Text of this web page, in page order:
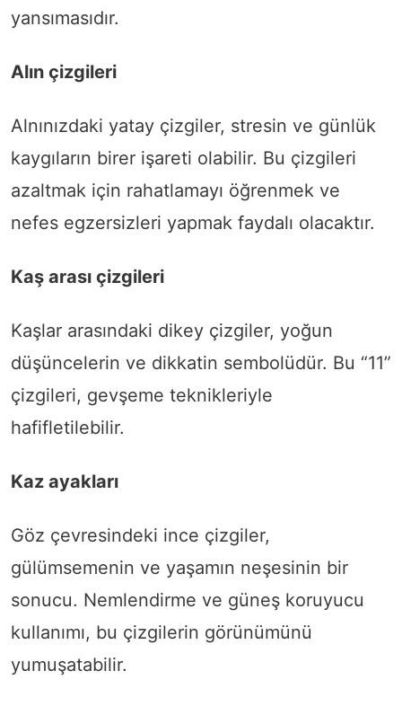
yansımasıdır.
Alın çizgileri
Alnınızdaki yatay çizgiler, stresin ve günlük
kaygıların birer işareti olabilir. Bu çizgileri
azaltmak için rahatlamayı öğrenmek ve
nefes egzersizleri yapmak faydalı olacaktır.
Kaş arası çizgileri
Kaşlar arasındaki dikey çizgiler, yoğun
düşüncelerin ve dikkatin sembolüdür. Bu “11”
çizgileri, gevşeme teknikleriyle
hafifletilebilir.
Kaz ayakları
Göz çevresindeki ince çizgiler,
gülümsemenin ve yaşamın neşesinin bir
sonucu. Nemlendirme ve güneş koruyucu
kullanımı, bu çizgilerin görünümünü
yumuşatabilir.